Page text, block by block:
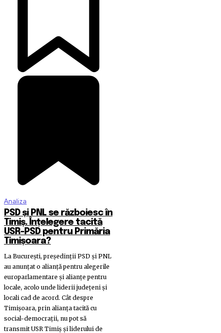
Analiza
PSD și PNL se războiesc în
Timiș. Înțelegere tacită
USR-PSD pentru Primăria
Timișoara?
La București, președinții PSD și PNL
au anunțat o alianță pentru alegerile
europarlamentare și alianțe pentru
locale, acolo unde liderii județeni și
locali cad de acord. Cât despre
Timișoara, prin alianța tacită cu
social-democrații, nu pot să
transmit USR Timiș și liderului de